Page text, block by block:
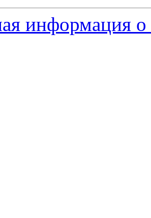
информация о